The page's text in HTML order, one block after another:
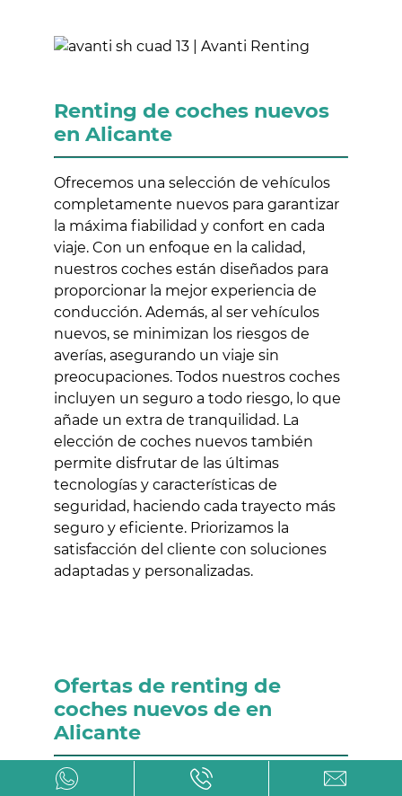
Renting de coches nuevos
en Alicante
Ofrecemos una selección de vehículos
completamente nuevos para garantizar
la máxima fiabilidad y confort en cada
viaje. Con un enfoque en la calidad,
nuestros coches están diseñados para
proporcionar la mejor experiencia de
conducción. Además, al ser vehículos
nuevos, se minimizan los riesgos de
averías, asegurando un viaje sin
preocupaciones. Todos nuestros coches
incluyen un seguro a todo riesgo, lo que
añade un extra de tranquilidad. La
elección de coches nuevos también
permite disfrutar de las últimas
tecnologías y características de
seguridad, haciendo cada trayecto más
seguro y eficiente. Priorizamos la
satisfacción del cliente con soluciones
adaptadas y personalizadas.
Ofertas de renting de
coches nuevos de en
Alicante
Nuestro servicio se distingue por ofrecer